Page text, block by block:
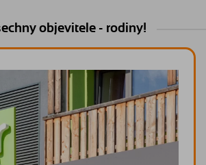
objevitele - rodiny!